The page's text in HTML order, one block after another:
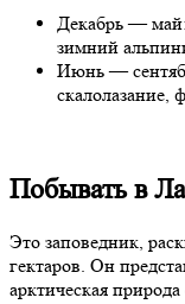
Декабрь —
зимний
Июнь —
скалолазание,
Побывать в
Это заповедник,
гектаров. Он
арктическая